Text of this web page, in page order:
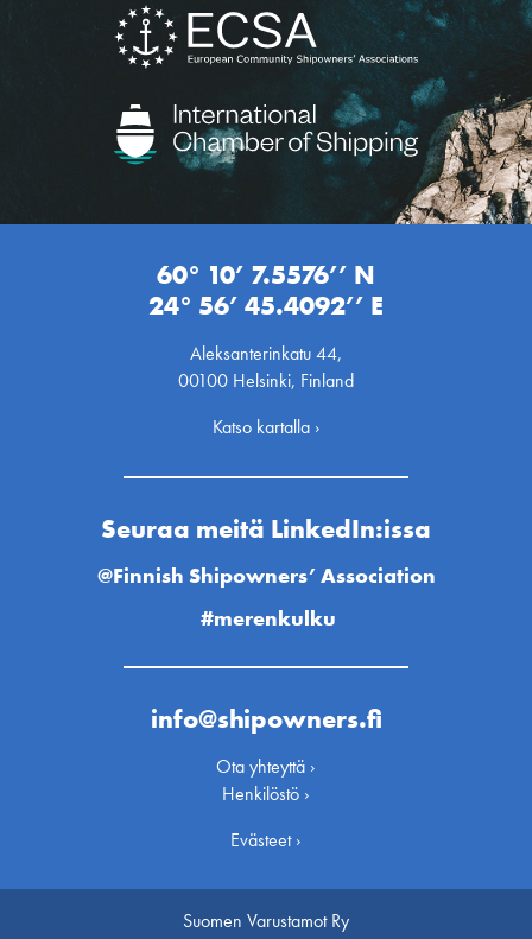
60° 10’ 7.5576’’ N
24° 56’ 45.4092’’ E
Aleksanterinkatu 44,
00100 Helsinki, Finland
Katso kartalla ›
Seuraa meitä LinkedIn:issa
@Finnish Shipowners’ Association
#merenkulku
info@shipowners.fi
Ota yhteyttä ›
Henkilöstö ›
Evästeet ›
Suomen Varustamot Ry